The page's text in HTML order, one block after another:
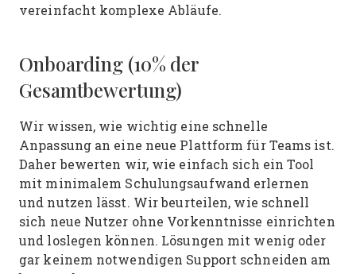
vereinfacht komplexe Abläufe.
Onboarding (10% der
Gesamtbewertung)
Wir wissen, wie wichtig eine schnelle
Anpassung an eine neue Plattform für Teams ist.
Daher bewerten wir, wie einfach sich ein Tool
mit minimalem Schulungsaufwand erlernen
und nutzen lässt. Wir beurteilen, wie schnell
sich neue Nutzer ohne Vorkenntnisse einrichten
und loslegen können. Lösungen mit wenig oder
gar keinem notwendigen Support schneiden am